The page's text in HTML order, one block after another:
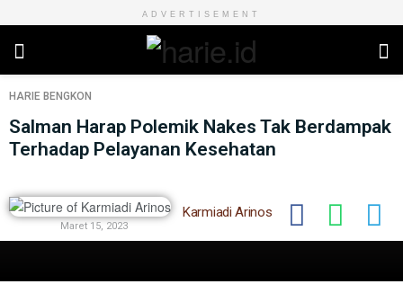
ADVERTISEMENT
HARIE BENGKON
Salman Harap Polemik Nakes Tak Berdampak
Terhadap Pelayanan Kesehatan
Karmiadi Arinos
Maret 15, 2023